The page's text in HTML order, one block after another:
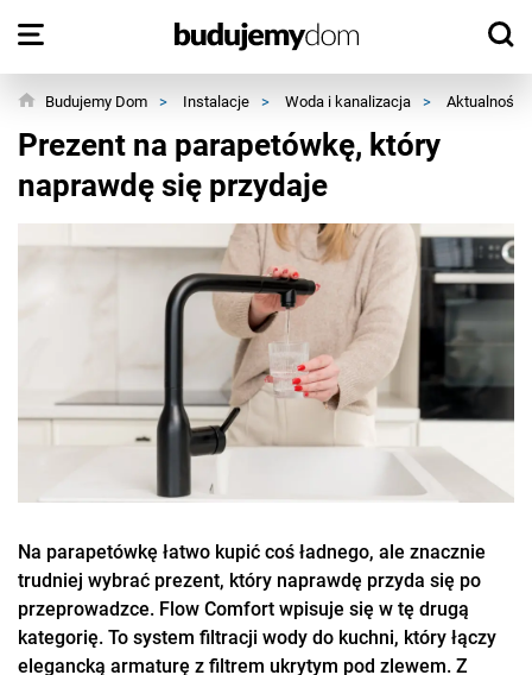
Budujemy Dom > Instalacje > Woda i kanalizacja > Aktualności
Prezent na parapetówkę, który
naprawdę się przydaje
Na parapetówkę łatwo kupić coś ładnego, ale znacznie
trudniej wybrać prezent, który naprawdę przyda się po
przeprowadzce. Flow Comfort wpisuje się w tę drugą
kategorię. To system filtracji wody do kuchni, który łączy
elegancką armaturę z filtrem ukrytym pod zlewem. Z